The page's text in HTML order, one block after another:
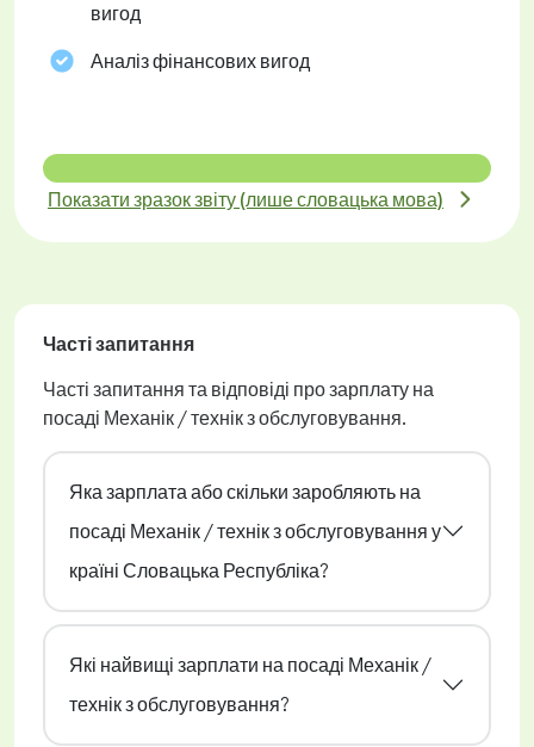
вигод
Аналіз фінансових вигод
Показати зразок звіту (лише словацька мова)
Часті запитання
Часті запитання та відповіді про зарплату на
посаді Механік / технік з обслуговування.
Яка зарплата або скільки заробляють на
посаді Механік / технік з обслуговування у
країні Словацька Республіка?
Які найвищі зарплати на посаді Механік /
технік з обслуговування?